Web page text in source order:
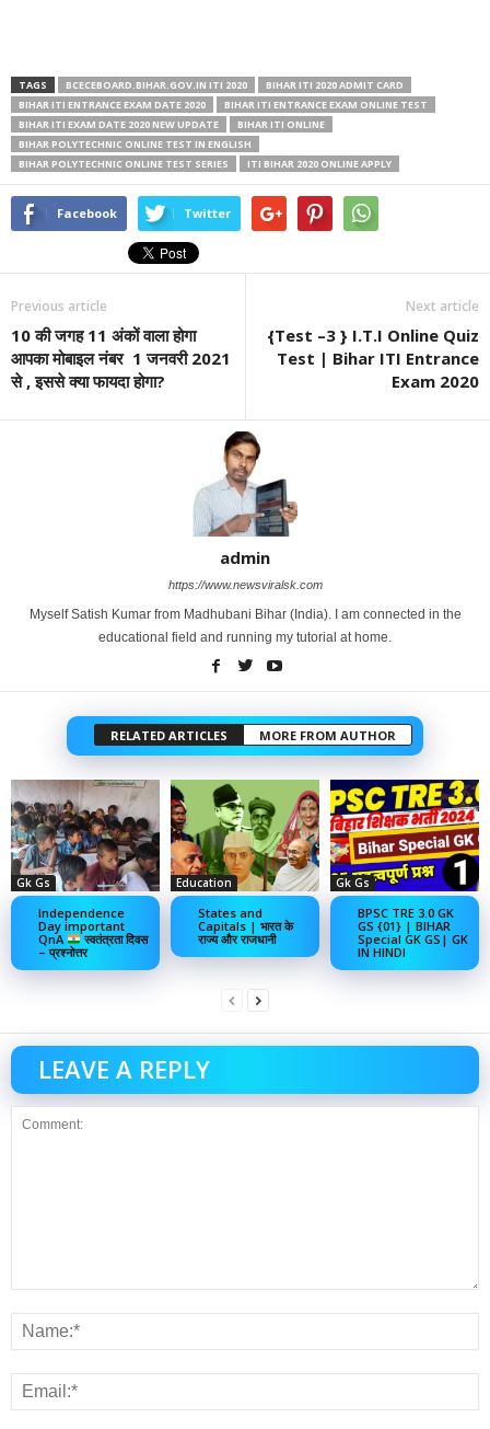
TAGS BCECEBOARD.BIHAR.GOV.IN ITI 2020
BIHAR ITI 2020 ADMIT CARD
BIHAR ITI ENTRANCE EXAM DATE 2020
BIHAR ITI ENTRANCE EXAM ONLINE TEST
BIHAR ITI EXAM DATE 2020 NEW UPDATE
BIHAR ITI ONLINE
BIHAR POLYTECHNIC ONLINE TEST IN ENGLISH
BIHAR POLYTECHNIC ONLINE TEST SERIES
ITI BIHAR 2020 ONLINE APPLY
Facebook Twitter
Previous article
10 की जगह 11 अंकों वाला होगा
आपका मोबाइल नंबर 1 जनवरी 2021
से , इससे क्या फायदा होगा?
Next article
{Test –3 } I.T.I Online Quiz
Test | Bihar ITI Entrance
Exam 2020
admin
https://www.newsviralsk.com
Myself Satish Kumar from Madhubani Bihar (India). I am connected in the
educational field and running my tutorial at home.
RELATED ARTICLES MORE FROM AUTHOR
Gk Gs
Independence
Day important
QnA
स्वतंत्रता दिवस
– प्रश्नोत्तर
Education
States and
Capitals | भारत के
राज्य और राजधानी
Gk Gs
BPSC TRE 3.0 GK
GS {01} | BIHAR
Special GK GS| GK
IN HINDI
LEAVE A REPLY